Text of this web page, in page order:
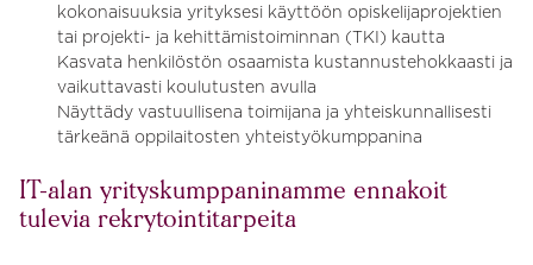
kokonaisuuksia yrityksesi käyttöön opiskelijaprojektien
tai projekti- ja kehittämistoiminnan (TKI) kautta
Kasvata henkilöstön osaamista kustannustehokkaasti ja
vaikuttavasti koulutusten avulla
Näyttädy vastuullisena toimijana ja yhteiskunnallisesti
tärkeänä oppilaitosten yhteistyökumppanina
IT-alan yrityskumppaninamme ennakoit
tulevia rekrytointitarpeita